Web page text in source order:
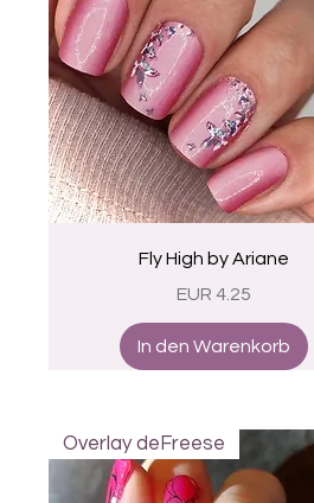
Schnellansicht
Fly High by Ariane
Preis
EUR 4.25
In den Warenkorb
Overlay deFreese